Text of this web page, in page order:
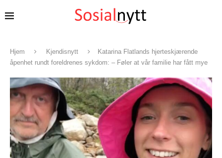
Hjem Kjendisnytt
Katarina Flatlands hjerteskjærende
åpenhet rundt foreldrenes sykdom: – Føler at vår familie har fått mye